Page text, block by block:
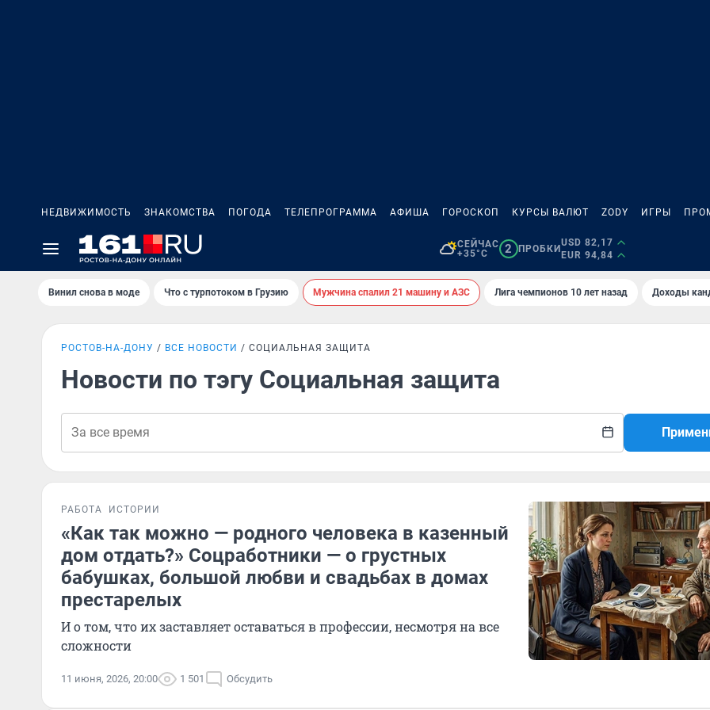
НЕДВИЖИМОСТЬ ЗНАКОМСТВА ПОГОДА ТЕЛЕПРОГРАММА АФИША ГОРОСКОП КУРСЫ ВАЛЮТ ZODY ИГРЫ
СЕЙЧАС
+35°C
2 ПРОБКИ
USD 82,17
EUR 94,84
Винил снова в моде Что с турпотоком в Грузию Мужчина спалил 21 машину и АЗС Лига чемпионов 10 лет назад Доходы
РОСТОВ-НА-ДОНУ ВСЕ НОВОСТИ СОЦИАЛЬНАЯ ЗАЩИТА
Новости по тэгу Социальная защита
РАБОТА ИСТОРИИ
«Как так можно — родного человека в казенный
дом отдать?» Соцработники — о грустных
бабушках, большой любви и свадьбах в домах
престарелых
И о том, что их заставляет оставаться в профессии, несмотря на все
сложности
11 июня, 2026, 20:00 1 501 Обсудить